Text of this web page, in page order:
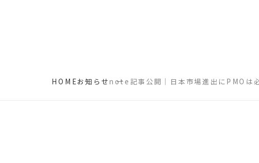
HOMEお知らせnote記事公開｜日本市場進出にPMOは